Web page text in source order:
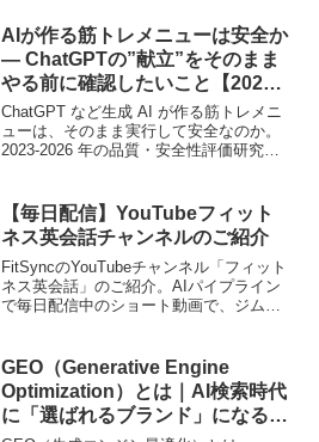
AIが作る筋トレメニューは安全か
― ChatGPTの”献立”をそのまま
やる前に確認したいこと【2024-
2026】
ChatGPT など生成 AI が作る筋トレメニ
ューは、そのまま実行して安全なのか。
2023-2026 年の品質・安全性評価研究を
のチェックを整理します。
【毎日配信】YouTubeフィット
ネス英会話チャンネルのご紹介
FitSyncのYouTubeチャンネル「フィット
ネス英会話」のご紹介。AIパイプライン
で毎日配信中のショート動画で、ジムで
GEO（Generative Engine
Optimization）とは｜AI検索時代
に「選ばれるブランド」になるた